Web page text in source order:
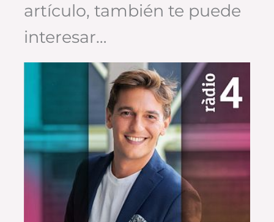
artículo, también te puede
interesar…